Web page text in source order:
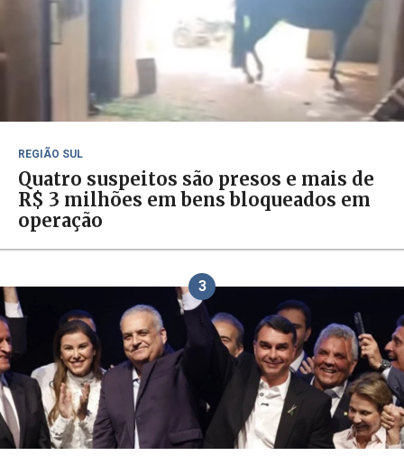
REGIÃO SUL
Quatro suspeitos são presos e mais de
R$ 3 milhões em bens bloqueados em
operação
3